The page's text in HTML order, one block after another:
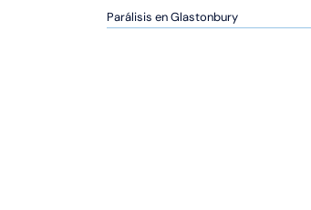
so
Parálisis en Glastonbury